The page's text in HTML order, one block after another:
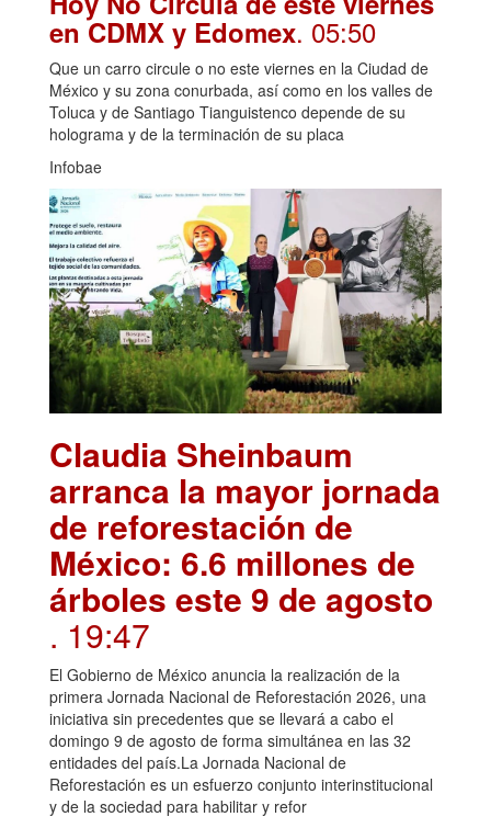
en CDMX y Edomex. 05:50
Que un carro circule o no este viernes en la Ciudad de
México y su zona conurbada, así como en los valles de
Toluca y de Santiago Tianguistenco depende de su
holograma y de la terminación de su placa
Infobae
Claudia Sheinbaum
arranca la mayor jornada
de reforestación de
México: 6.6 millones de
árboles este 9 de agosto
. 19:47
El Gobierno de México anuncia la realización de la
primera Jornada Nacional de Reforestación 2026, una
iniciativa sin precedentes que se llevará a cabo el
domingo 9 de agosto de forma simultánea en las 32
entidades del país.La Jornada Nacional de
Reforestación es un esfuerzo conjunto interinstitucional
y de la sociedad para habilitar y refor